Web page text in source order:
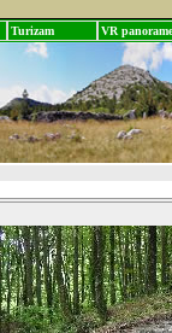
Turizam VR panorame